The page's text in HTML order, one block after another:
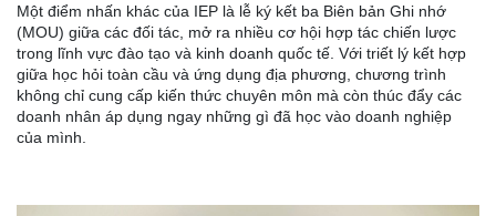
Một điểm nhấn khác của IEP là lễ ký kết ba Biên bản Ghi nhớ
(MOU) giữa các đối tác, mở ra nhiều cơ hội hợp tác chiến lược
trong lĩnh vực đào tạo và kinh doanh quốc tế. Với triết lý kết hợp
giữa học hỏi toàn cầu và ứng dụng địa phương, chương trình
không chỉ cung cấp kiến thức chuyên môn mà còn thúc đẩy các
doanh nhân áp dụng ngay những gì đã học vào doanh nghiệp
của mình.